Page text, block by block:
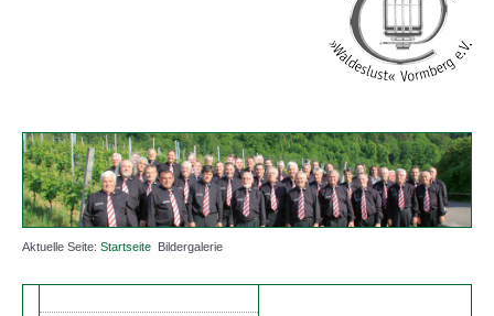
Aktuelle Seite: Startseite Bildergalerie